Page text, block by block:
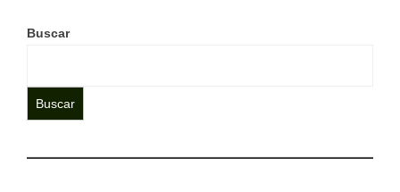
Buscar
Buscar